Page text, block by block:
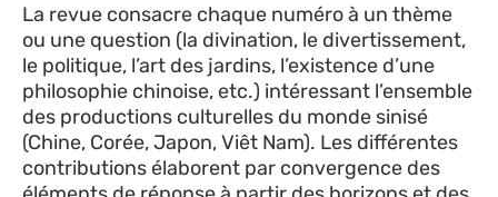
La revue consacre chaque numéro à un thème
ou une question (la divination, le divertissement,
le politique, l’art des jardins, l’existence d’une
philosophie chinoise, etc.) intéressant l’ensemble
des productions culturelles du monde sinisé
(Chine, Corée, Japon, Viêt Nam). Les différentes
contributions élaborent par convergence des